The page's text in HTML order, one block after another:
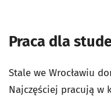
Praca dla
Stale we Wrocławiu
Najczęściej pracują w